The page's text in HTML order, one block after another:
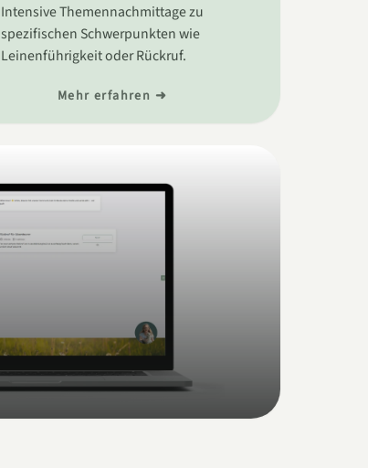
Intensive Themennachmittage zu
spezifischen Schwerpunkten wie
Leinenführigkeit oder Rückruf.
Mehr erfahren ➜